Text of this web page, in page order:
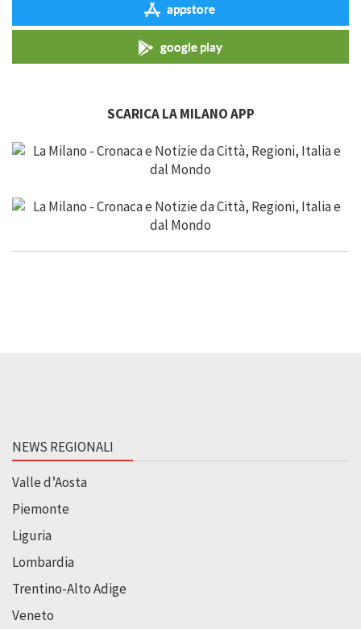
appstore
google play
SCARICA LA MILANO APP
NEWS REGIONALI
Valle d’Aosta
Piemonte
Liguria
Lombardia
Trentino-Alto Adige
Veneto